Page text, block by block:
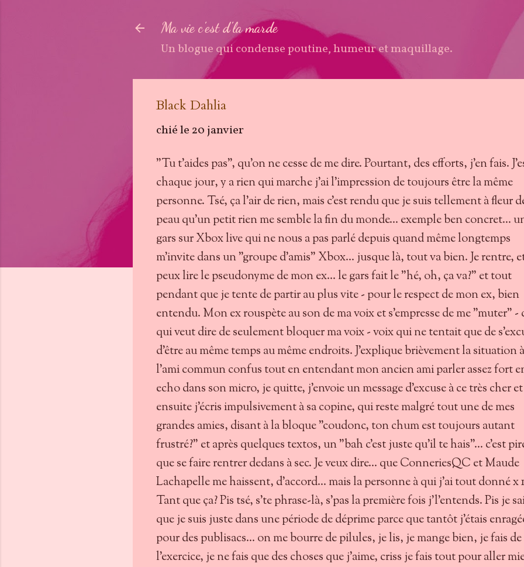
Ma vie c'est d'la marde
Un blogue qui condense poutine, humeur et maquillage.
Black Dahlia
chié le20 janvier
"Tu t'aides pas", qu'on ne cesse de me dire. Pourtant, des efforts, j'en fais.
chaque jour, y a rien qui marche j'ai l'impression de toujours être la même
personne. Tsé, ça l'air de rien, mais c'est rendu que je suis tellement à fleur
peau qu'un petit rien me semble la fin du monde... exemple ben concret...
gars sur Xbox live qui ne nous a pas parlé depuis quand même longtemps
m'invite dans un "groupe d'amis" Xbox... jusque là, tout va bien. Je rentre,
peux lire le pseudonyme de mon ex... le gars fait le "hé, oh, ça va?" et tout
pendant que je tente de partir au plus vite - pour le respect de mon ex, bien
entendu. Mon ex rouspète au son de ma voix et s'empresse de me "muter" -
qui veut dire de seulement bloquer ma voix - voix qui ne tentait que de
d'être au même temps au même endroits. J'explique brièvement la situation à
l'ami commun confus tout en entendant mon ancien ami parler assez fort
echo dans son micro, je quitte, j'envoie un message d'excuse à ce très cher et
ensuite j'écris impulsivement à sa copine, qui reste malgré tout une de mes
grandes amies, disant à la bloque "coudonc, ton chum est toujours autant
frustré?" et après quelques textos, un "bah c'est juste qu'il te hais"... c'est
que se faire rentrer dedans à sec. Je veux dire... que ConneriesQC et Maude
Lachapelle me haissent, d'accord... mais la personne à qui j'ai tout donné x
Tant que ça? Pis tsé, s'te phrase-là, s'pas la première fois j'l'entends. Pis je
que je suis juste dans une période de déprime parce que tantôt j'étais
pour des publisacs... on me bourre de pilules, je lis, je mange bien, je fais de
l'exercice, je ne fais que des choses que j'aime, criss je fais tout pour aller